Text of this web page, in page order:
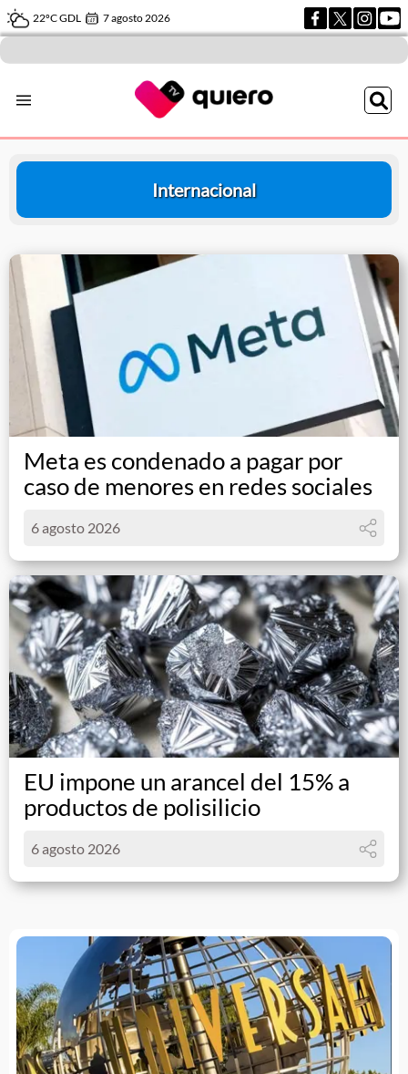
22ºC GDL 7 agosto 2026
Internacional
Meta es condenado a pagar por
caso de menores en redes sociales
6 agosto 2026
EU impone un arancel del 15% a
productos de polisilicio
6 agosto 2026